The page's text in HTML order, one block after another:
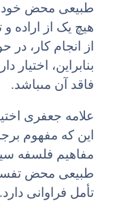
طبیعى محض خود
هیچ یک از اراده
بنابراین، اختیار
فاقد آن مى‏باشد.
علامه جعفرى
این که مفهوم
مفاهیم فلسفه
طبیعى محض
تأمل فراوانى